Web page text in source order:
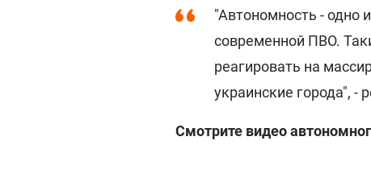
"Автономность - одно
современной ПВО.
реагировать на
украинские города", -
Смотрите видео